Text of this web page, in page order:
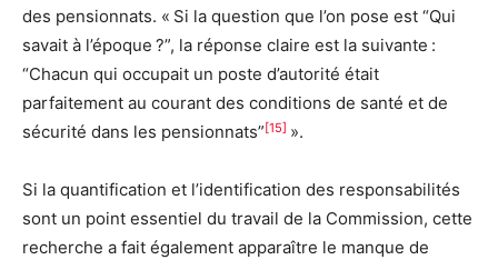
des pensionnats. « Si la question que l’on pose est “Qui
savait à l’époque ?”, la réponse claire est la suivante :
“Chacun qui occupait un poste d’autorité était
parfaitement au courant des conditions de santé et de
sécurité dans les pensionnats”[15] ».
Si la quantification et l’identification des responsabilités
sont un point essentiel du travail de la Commission, cette
recherche a fait également apparaître le manque de